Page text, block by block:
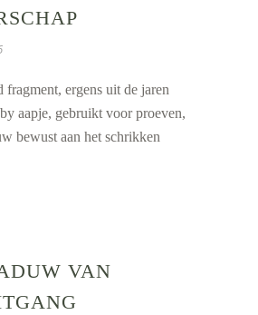
fragment, ergens uit de jaren
aapje, gebruikt voor proeven,
bewust aan het schrikken
VAN